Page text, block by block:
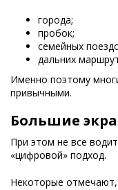
города;
пробок;
семейных
дальних
Именно поэтому
привычными.
Большие
При этом не все
«цифровой» подход.
Некоторые